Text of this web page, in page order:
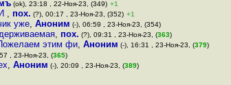
(ok), 23:18 , 22-Ноя-23, (349) +1
, пох. (?), 00:17 , 23-Ноя-23, (352) +1
уже, Аноним (-), 06:59 , 23-Ноя-23, (354)
, пох. (?), 09:31 , 23-Ноя-23, (363)
этим фи, Аноним (-), 16:31 , 23-Ноя-23, (379)
, 23-Ноя-23, (365)
, Аноним (-), 20:09 , 23-Ноя-23, (389)